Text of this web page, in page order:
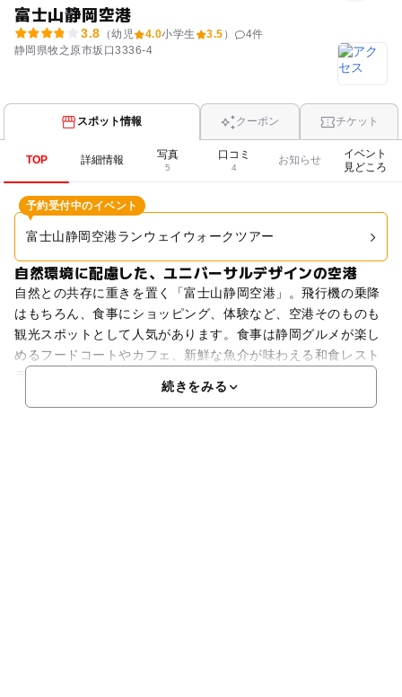
富士山静岡空港
3.8 （幼児 4.0小学生 3.5 ） 4件
静岡県牧之原市坂口3336-4
スポット情報 クーポン チケット
TOP 詳細情報 写真
5
口コミ
4
お知らせ
イベント
見どころ
富士山静岡空港ランウェイウォークツアー
予約受付中のイベント
自然環境に配慮した、ユニバーサルデザインの空港
自然との共存に重きを置く「富士山静岡空港」。飛行機の乗降
はもちろん、食事にショッピング、体験など、空港そのものも
観光スポットとして人気があります。食事は静岡グルメが楽し
めるフードコートやカフェ、新鮮な魚介が味わえる和食レスト
ランがあります。また、免税店のほか、静岡名産のお土産ショ
続きをみる